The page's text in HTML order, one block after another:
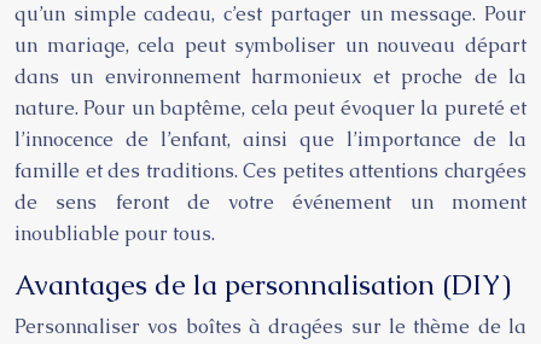
qu’un simple cadeau, c’est partager un message. Pour
un mariage, cela peut symboliser un nouveau départ
dans un environnement harmonieux et proche de la
nature. Pour un baptême, cela peut évoquer la pureté et
l’innocence de l’enfant, ainsi que l’importance de la
famille et des traditions. Ces petites attentions chargées
de sens feront de votre événement un moment
inoubliable pour tous.
Avantages de la personnalisation (DIY)
Personnaliser vos boîtes à dragées sur le thème de la